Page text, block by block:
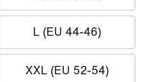
L (EU 44-46)
XXL (EU 52-54)